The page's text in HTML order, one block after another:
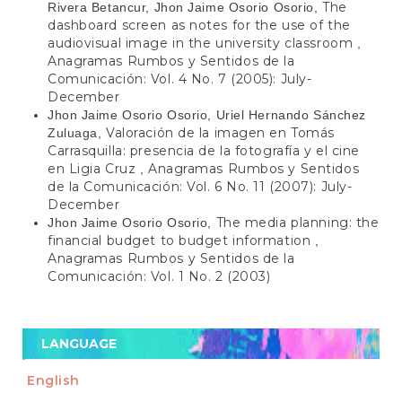
Rivera Betancur, Jhon Jaime Osorio Osorio,The
dashboard screen as notes for the use of the
audiovisual image in the university classroom ,
Anagramas Rumbos y Sentidos de la
Comunicación: Vol. 4 No. 7 (2005): July-
December
Jhon Jaime Osorio Osorio, Uriel Hernando Sánchez
Zuluaga,Valoración de la imagen en Tomás
Carrasquilla: presencia de la fotografía y el cine
en Ligia Cruz , Anagramas Rumbos y Sentidos
de la Comunicación: Vol. 6 No. 11 (2007): July-
December
Jhon Jaime Osorio Osorio, The media planning: the
financial budget to budget information ,
Anagramas Rumbos y Sentidos de la
Comunicación: Vol. 1 No. 2 (2003)
LANGUAGE
English